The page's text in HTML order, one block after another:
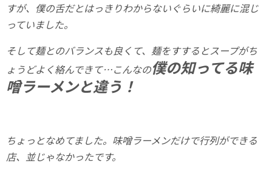
すが、僕の舌だとはっきりわからないぐらいに綺麗に混じ
っていました。
そして麺とのバランスも良くて、麺をすするとスープがち
ょうどよく絡んできて…こんなの僕の知ってる味
噌ラーメンと違う！
ちょっとなめてました。味噌ラーメンだけで行列ができる
店、並じゃなかったです。